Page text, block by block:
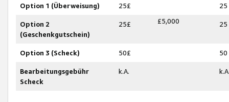
Option 1 (Überweisung) 25£ 25
Option 2
(Geschenkgutschein)
25£ £5,000 25
Option 3 (Scheck) 50£ 50
Bearbeitungsgebühr
Scheck
k.A.